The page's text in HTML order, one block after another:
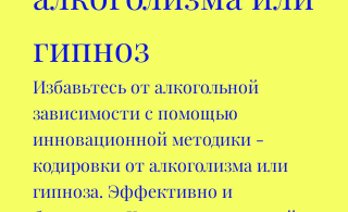
гипноз
Избавьтесь от алкогольной
зависимости с помощью
инновационной методики -
кодировки от алкоголизма или
гипноза. Эффективно и